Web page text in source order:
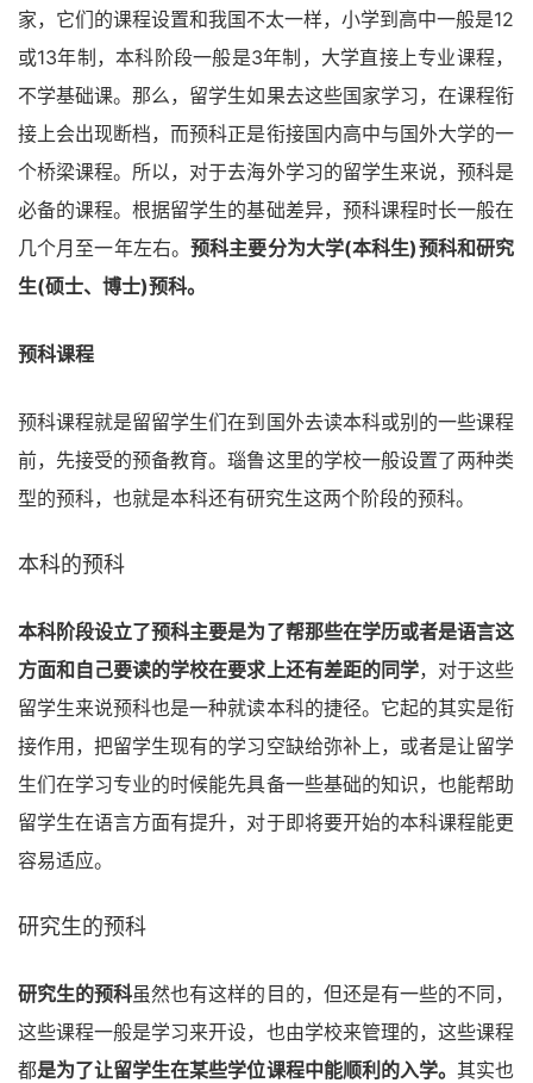
家，它们的课程设置和我国不太一样，小学到高中一般是12
或13年制，本科阶段一般是3年制，大学直接上专业课程，
不学基础课。那么，留学生如果去这些国家学习，在课程衔
接上会出现断档，而预科正是衔接国内高中与国外大学的一
个桥梁课程。所以，对于去海外学习的留学生来说，预科是
必备的课程。根据留学生的基础差异，预科课程时长一般在
几个月至一年左右。预科主要分为大学(本科生)预科和研究
生(硕士、博士)预科。
预科课程
预科课程就是留留学生们在到国外去读本科或别的一些课程
前，先接受的预备教育。瑙鲁这里的学校一般设置了两种类
型的预科，也就是本科还有研究生这两个阶段的预科。
本科的预科
本科阶段设立了预科主要是为了帮那些在学历或者是语言这
方面和自己要读的学校在要求上还有差距的同学，对于这些
留学生来说预科也是一种就读本科的捷径。它起的其实是衔
接作用，把留学生现有的学习空缺给弥补上，或者是让留学
生们在学习专业的时候能先具备一些基础的知识，也能帮助
留学生在语言方面有提升，对于即将要开始的本科课程能更
容易适应。
研究生的预科
研究生的预科虽然也有这样的目的，但还是有一些的不同，
这些课程一般是学习来开设，也由学校来管理的，这些课程
都是为了让留学生在某些学位课程中能顺利的入学。 其实也